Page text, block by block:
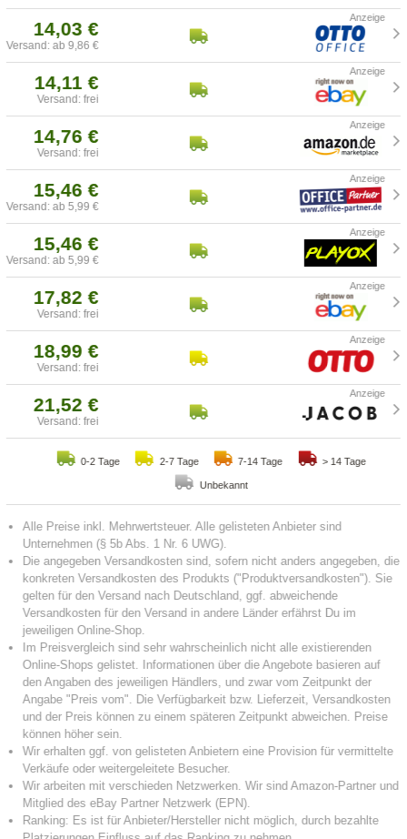
14,03 €
Versand: ab 9,86 €
14,11 €
Versand: frei
14,76 €
Versand: frei
15,46 €
Versand: ab 5,99 €
15,46 €
Versand: ab 5,99 €
17,82 €
Versand: frei
18,99 €
Versand: frei
21,52 €
Versand: frei
0-2 Tage 2-7 Tage 7-14 Tage > 14 Tage
Unbekannt